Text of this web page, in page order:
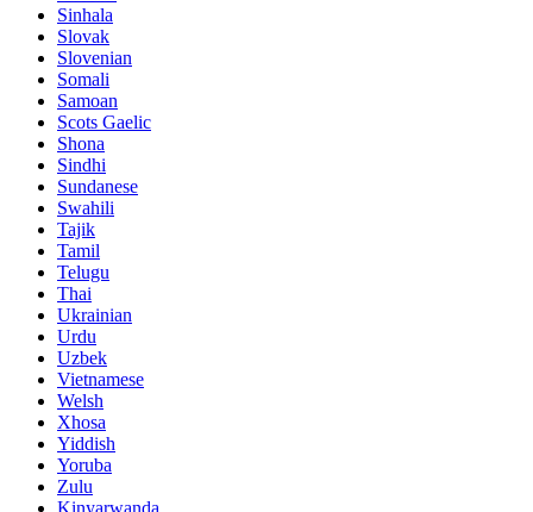
Sinhala
Slovak
Slovenian
Somali
Samoan
Scots Gaelic
Shona
Sindhi
Sundanese
Swahili
Tajik
Tamil
Telugu
Thai
Ukrainian
Urdu
Uzbek
Vietnamese
Welsh
Xhosa
Yiddish
Yoruba
Zulu